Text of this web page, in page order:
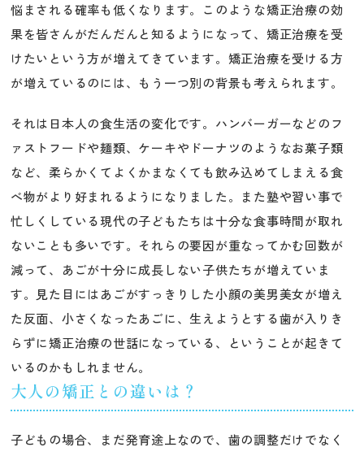
悩まされる確率も低くなります。このような矯正治療の効
果を皆さんがだんだんと知るようになって、矯正治療を受
けたいという方が増えてきています。矯正治療を受ける方
が増えているのには、もう一つ別の背景も考えられます。
それは日本人の食生活の変化です。ハンバーガーなどのフ
ァストフードや麺類、ケーキやドーナツのようなお菓子類
など、柔らかくてよくかまなくても飲み込めてしまえる食
べ物がより好まれるようになりました。また塾や習い事で
忙しくしている現代の子どもたちは十分な食事時間が取れ
ないことも多いです。それらの要因が重なってかむ回数が
減って、あごが十分に成長しない子供たちが増えていま
す。見た目にはあごがすっきりした小顔の美男美女が増え
た反面、小さくなったあごに、生えようとする歯が入りき
らずに矯正治療の世話になっている、ということが起きて
いるのかもしれません。
大人の矯正との違いは？
子どもの場合、まだ発育途上なので、歯の調整だけでなく